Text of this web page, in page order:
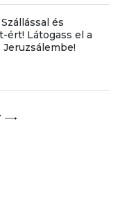
és
ért! Látogass el a